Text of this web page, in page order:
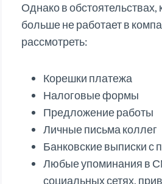
Однако в
больше не работает в
рассмотреть:
Корешки платежа
Налоговые формы
Предложение работы
Личные письма коллег
Банковские выписки с
Любые упоминания в
социальных сетях,